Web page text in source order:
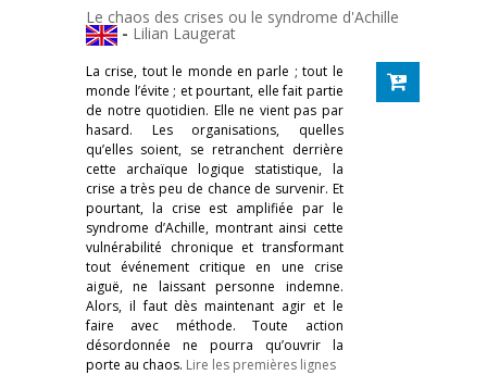
Le chaos des crises ou le syndrome d'Achille
- Lilian Laugerat
La crise, tout le monde en parle ; tout le
monde l’évite ; et pourtant, elle fait partie
de notre quotidien. Elle ne vient pas par
hasard. Les organisations, quelles
qu’elles soient, se retranchent derrière
cette archaïque logique statistique, la
crise a très peu de chance de survenir. Et
pourtant, la crise est amplifiée par le
syndrome d’Achille, montrant ainsi cette
vulnérabilité chronique et transformant
tout événement critique en une crise
aiguë, ne laissant personne indemne.
Alors, il faut dès maintenant agir et le
faire avec méthode. Toute action
désordonnée ne pourra qu’ouvrir la
porte au chaos. Lire les premières lignes